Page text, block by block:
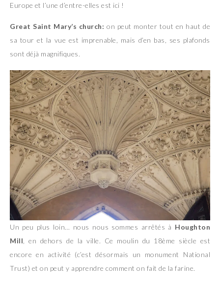
Europe et l’une d’entre-elles est ici !
Great Saint Mary’s church: on peut monter tout en haut de
sa tour et la vue est imprenable, mais d’en bas, ses plafonds
sont déjà magnifiques.
Un peu plus loin… nous nous sommes arrêtés à Houghton
Mill , en dehors de la ville. Ce moulin du 18ème siècle est
encore en activité (c’est désormais un monument National
Trust) et on peut y apprendre comment on fait de la farine.